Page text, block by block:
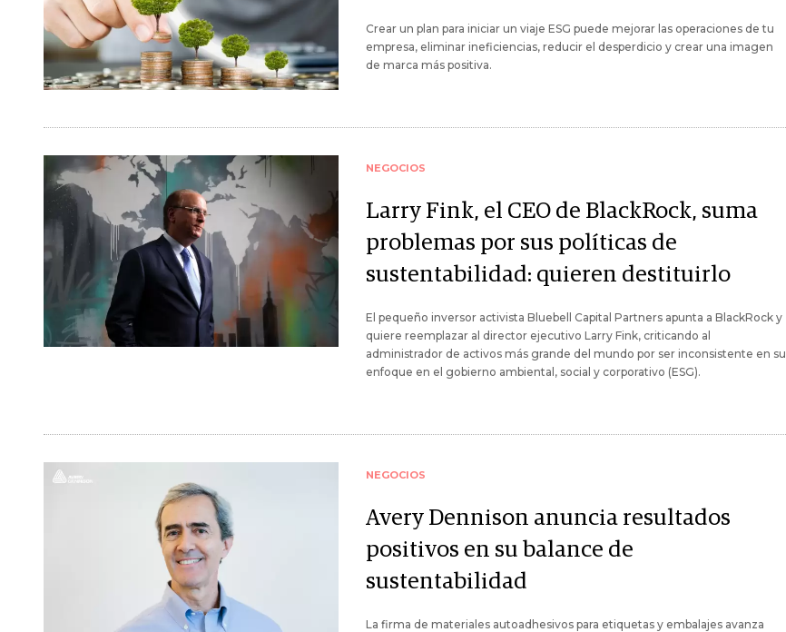
Crear un plan para iniciar un viaje ESG puede mejorar las operaciones de tu
empresa, eliminar ineficiencias, reducir el desperdicio y crear una imagen
de marca más positiva.
NEGOCIOS
Larry Fink, el CEO de BlackRock, suma
problemas por sus políticas de
sustentabilidad: quieren destituirlo
El pequeño inversor activista Bluebell Capital Partners apunta a BlackRock y
quiere reemplazar al director ejecutivo Larry Fink, criticando al
administrador de activos más grande del mundo por ser inconsistente en su
enfoque en el gobierno ambiental, social y corporativo (ESG).
NEGOCIOS
Avery Dennison anuncia resultados
positivos en su balance de
sustentabilidad
La firma de materiales autoadhesivos para etiquetas y embalajes avanza